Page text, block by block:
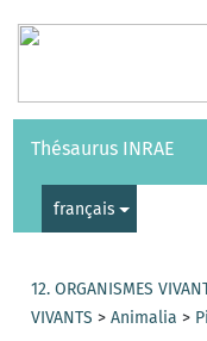
Vocabulaires API
Thésaurus INRAE
français
12. ORGANISMES
VIVANTS >Animalia >